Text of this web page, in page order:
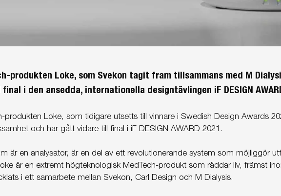
produkten Loke, som Svekon tagit fram tillsammans med M
i den ansedda, internationella designtävlingen iF DESIGN
produkten Loke, som tidigare utsetts till vinnare i Swedish Design Awards
och har gått vidare till final i iF DESIGN AWARD 2021.
är en analysator, är en del av ett revolutionerande system som möjliggör
är en extremt högteknologisk MedTech-produkt som räddar liv, främst
i ett samarbete mellan Svekon, Carl Design och M Dialysis.